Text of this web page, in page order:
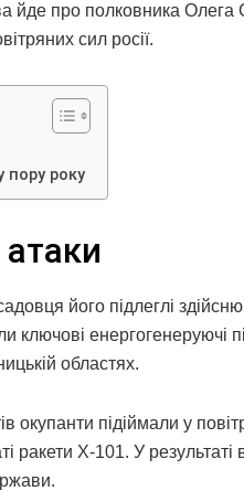
йде про полковника
сил росії.
пору року
атаки
його підлеглі
енергогенеруючі
областях.
окупанти підіймали у
ракети Х-101. У